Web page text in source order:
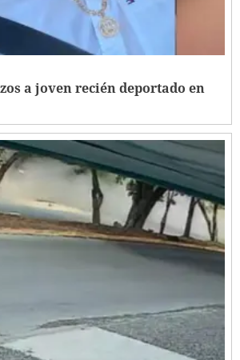
a joven recién deportado en